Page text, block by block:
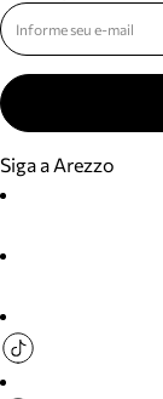
Siga a Arezzo